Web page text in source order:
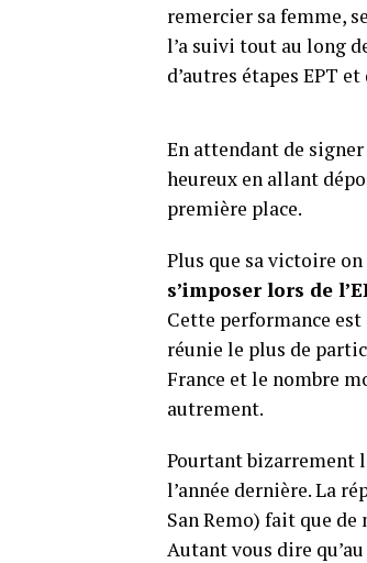
remercier sa femme,
l’a suivi tout au long
d’autres étapes EPT
En attendant de
heureux en allant
première place.
Plus que sa victoire
s’imposer lors de
Cette performance
réunie le plus de
France et le nombre
autrement.
Pourtant bizarrement
l’année dernière. La
San Remo) fait que
Autant vous dire